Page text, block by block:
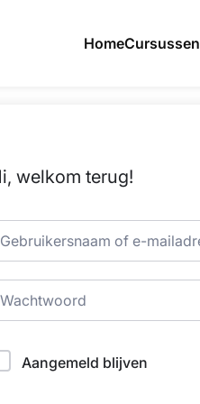
HomeCursussen
welkom terug!
Aangemeld blijven